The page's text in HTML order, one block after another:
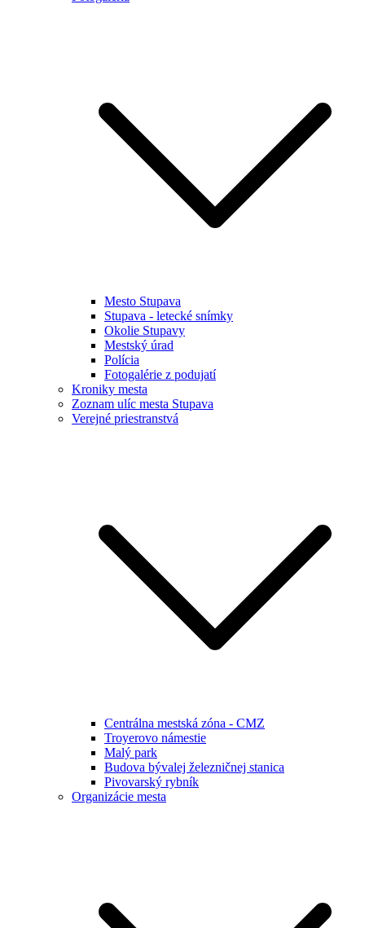
Mesto Stupava
Stupava - letecké snímky
Okolie Stupavy
Mestský úrad
Polícia
Fotogalérie z podujatí
Kroniky mesta
Zoznam ulíc mesta Stupava
Verejné priestranstvá
Centrálna mestská zóna - CMZ
Troyerovo námestie
Malý park
Budova bývalej železničnej stanica
Pivovarský rybník
Organizácie mesta